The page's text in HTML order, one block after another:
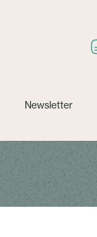
Newsletter